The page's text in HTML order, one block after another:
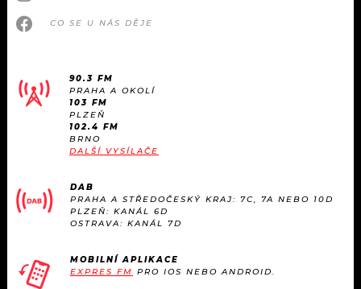
CO SE U NÁS DĚJE
90.3 FM
PRAHA A OKOLÍ
103 FM
PLZEŇ
102.4 FM
BRNO
DALŠÍ VYSÍLAČE
DAB
PRAHA A STŘEDOČESKÝ KRAJ: 7C, 7A NEBO 10D
PLZEŇ: KANÁL 6D
OSTRAVA: KANÁL 7D
MOBILNÍ APLIKACE
EXPRES FM PRO IOS NEBO ANDROID.